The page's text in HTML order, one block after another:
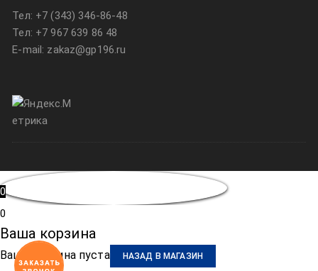
Тел: +7 (343) 346-86-48
Тел: +7 967 639 86 48
E-mail: zakaz@gp196.ru
0
0
Ваша корзина
Ваша корзина пуста НАЗАД В МАГАЗИН